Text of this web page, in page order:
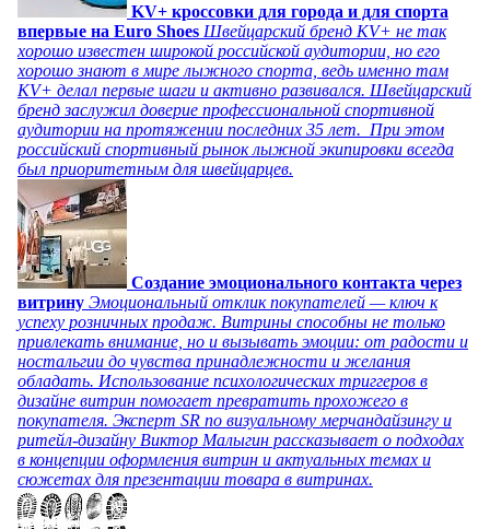
KV+ кроссовки для города и для спорта
впервые на Euro Shoes Швейцарский бренд KV+ не так
хорошо известен широкой российской аудитории, но его
хорошо знают в мире лыжного спорта, ведь именно там
KV+ делал первые шаги и активно развивался. Швейцарский
бренд заслужил доверие профессиональной спортивной
аудитории на протяжении последних 35 лет. При этом
российский спортивный рынок лыжной экипировки всегда
был приоритетным для швейцарцев.
Создание эмоционального контакта через
витрину Эмоциональный отклик покупателей — ключ к
успеху розничных продаж. Витрины способны не только
привлекать внимание, но и вызывать эмоции: от радости и
ностальгии до чувства принадлежности и желания
обладать. Использование психологических триггеров в
дизайне витрин помогает превратить прохожего в
покупателя. Эксперт SR по визуальному мерчандайзингу и
ритейл-дизайну Виктор Малыгин рассказывает о подходах
в концепции оформления витрин и актуальных темах и
сюжетах для презентации товара в витринах.